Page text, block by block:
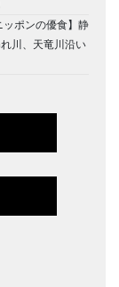
ッポンの優食】静
川、天竜川沿い